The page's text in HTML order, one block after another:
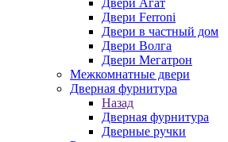
Двери Агат
Двери Ferroni
Двери в частный дом
Двери Волга
Двери Мегатрон
Межкомнатные двери
Дверная фурнитура
Назад
Дверная фурнитура
Дверные ручки